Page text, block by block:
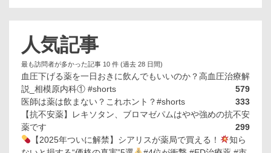
人気記事
最も訪問者が多かった記事 10 件 (過去 28 日間)
血圧下げる薬を一日おきに飲んでもいいのか？高血圧治療解
説_相模原内科① #shorts
579
医師は薬は飲まない？これホント？#shorts
333
【抗不安薬】レキソタン、ブロマゼパムはやや強めの抗不安
薬です
299
【2025年ついに解禁】シアリスが薬局で買える！
知ら